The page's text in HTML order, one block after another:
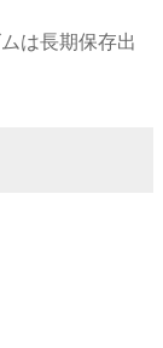
は長期保存出